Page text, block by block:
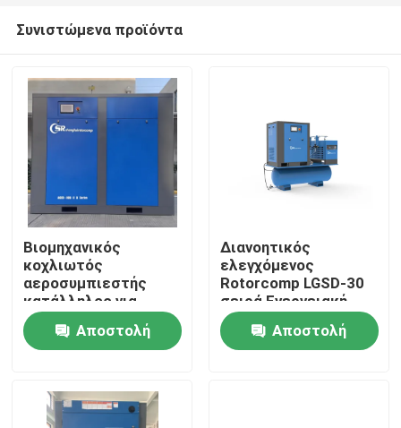
Σπίτι
Βίντεο
Συνιστώμενα προϊόντα
Βιομηχανικός
κοχλιωτός
αεροσυμπιεστής
κατάλληλος για
συνεργείο
Αποστολή
Διανοητικός
ελεγχόμενος
Rotorcomp LGSD-30
σειρά Ενεργειακή
εξοικονόμηση
περιστροφικό
αεροστρόβιλο
Αποστολή